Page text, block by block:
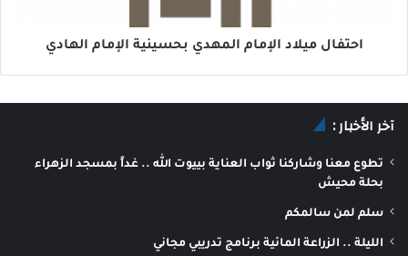
احتفال ميلاد الإمام المهدي بحسينية الإمام الهادي
آخر الأخبار :
تطوع معنا وشاركنا ثواب العناية بييوت الله .. غداً بمسجد الزهراء
بحلة محيش
سلم لمن سالمكم
الليلة .. الزراعة المائية برنامج تدريبي مجاني